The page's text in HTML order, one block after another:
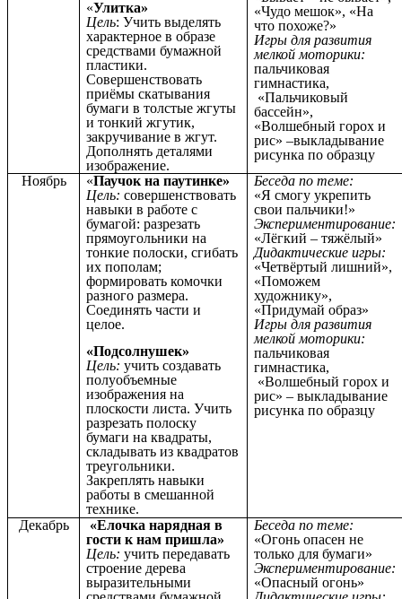
«Улитка»
Цель: Учить выделять
характерное в образе
средствами бумажной
пластики.
Совершенствовать
приёмы скатывания
бумаги в толстые жгуты
и тонкий жгутик,
закручивание в жгут.
Дополнять деталями
изображение.
«Чудо мешок», «На
что похоже?»
Игры для развития
мелкой моторики:
пальчиковая
гимнастика,
«Пальчиковый
бассейн»,
«Волшебный горох и
рис» –выкладывание
рисунка по образцу
Ноябрь
«Паучок на паутинке»
Цель: совершенствовать
навыки в работе с
бумагой: разрезать
прямоугольники на
тонкие полоски, сгибать
их пополам;
формировать комочки
разного размера.
Соединять части и
целое.
«Подсолнушек»
Цель: учить создавать
полуобъемные
изображения на
плоскости листа. Учить
разрезать полоску
бумаги на квадраты,
складывать из квадратов
треугольники.
Закреплять навыки
работы в смешанной
технике.
Беседа по теме:
«Я смогу укрепить
свои пальчики!»
Экспериментирование:
«Лёгкий – тяжёлый»
Дидактические игры:
«Четвёртый лишний»,
«Поможем
художнику»,
«Придумай образ»
Игры для развития
мелкой моторики:
пальчиковая
гимнастика,
«Волшебный горох и
рис» – выкладывание
рисунка по образцу
Декабрь
«Елочка нарядная в
гости к нам пришла»
Цель: учить передавать
строение дерева
выразительными
Беседа по теме:
«Огонь опасен не
только для бумаги»
Экспериментирование:
«Опасный огонь»